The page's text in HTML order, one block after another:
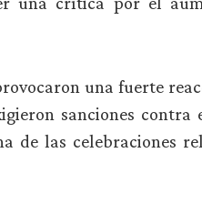
una fuerte
sanciones
de las celebraciones